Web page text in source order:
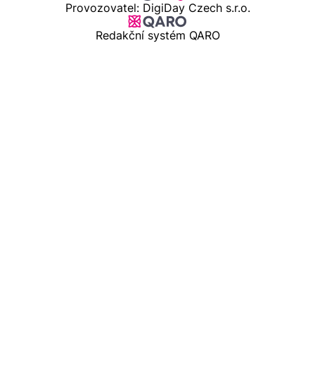
Provozovatel: DigiDay Czech s.r.o.
Redakční systém QARO